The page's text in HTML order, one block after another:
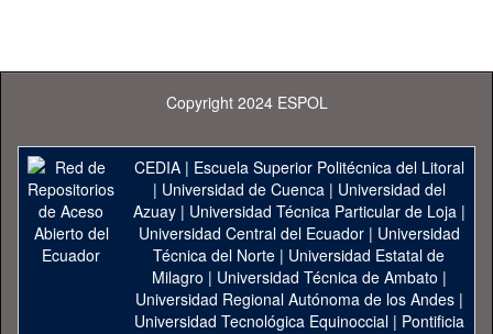
Copyright 2024 ESPOL
CEDIA| Escuela Superior Politécnica del Litoral
| Universidad de Cuenca| Universidad del
Azuay| Universidad Técnica Particular de Loja|
Universidad Central del Ecuador| Universidad
Técnica del Norte | Universidad Estatal de
Milagro | Universidad Técnica de Ambato |
Universidad Regional Autónoma de los Andes|
Universidad Tecnológica Equinoccial| Pontificia